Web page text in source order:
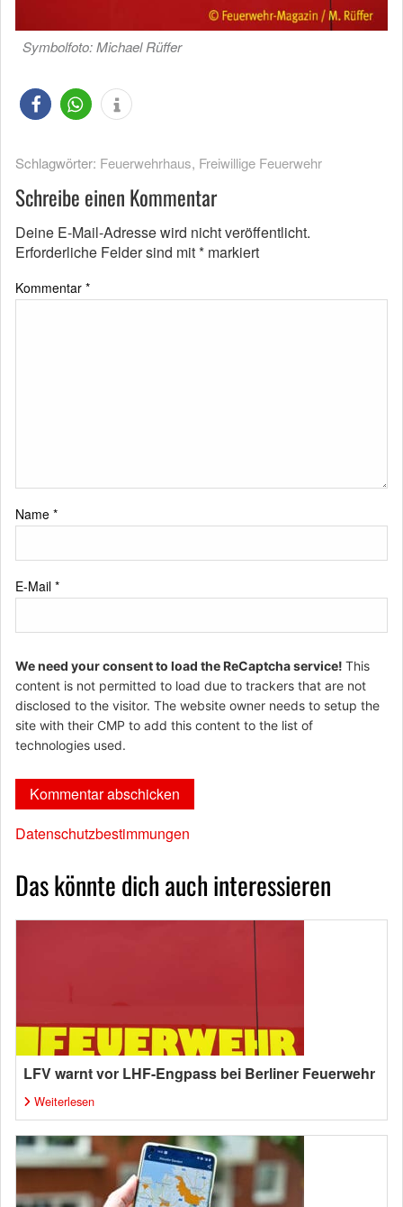
Symbolfoto: Michael Rüffer
Schlagwörter: Feuerwehrhaus, Freiwillige Feuerwehr
Schreibe einen Kommentar
Deine E-Mail-Adresse wird nicht veröffentlicht.
Erforderliche Felder sind mit* markiert
Kommentar *
Name *
E-Mail *
We need your consent to load the ReCaptcha service! This
content is not permitted to load due to trackers that are not
disclosed to the visitor. The website owner needs to setup the
site with their CMP to add this content to the list of
technologies used.
Datenschutzbestimmungen
Das könnte dich auch interessieren
LFV warnt vor LHF-Engpass bei Berliner Feuerwehr
Weiterlesen